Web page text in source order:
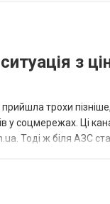
з
трохи
соцмережах. Ці
Тоді ж біля АЗС